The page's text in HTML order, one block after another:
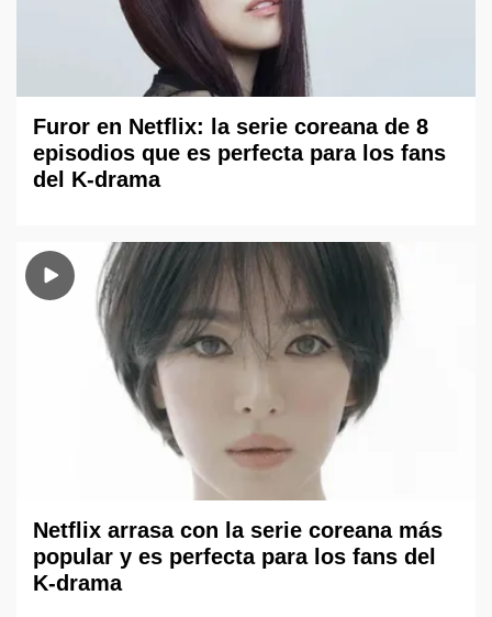
Furor en Netflix: la serie coreana de 8
episodios que es perfecta para los fans
del K-drama
Netflix arrasa con la serie coreana más
popular y es perfecta para los fans del
K-drama